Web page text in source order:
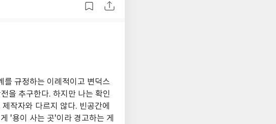
를 규정하는 이례적이고 변덕스
을 추구한다. 하지만 나는 확인
작자와 다르지 않다. 빈공간에
'용이 사는 곳'이라 경고하는 게